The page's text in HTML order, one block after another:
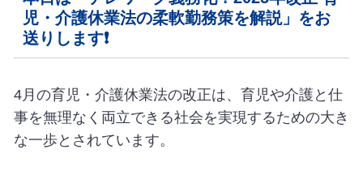
児・介護休業法の柔軟勤務策を解説」をお
送りします❗️
4月の育児・介護休業法の改正は、育児や介護と仕
事を無理なく両立できる社会を実現するための大き
な一歩とされています。